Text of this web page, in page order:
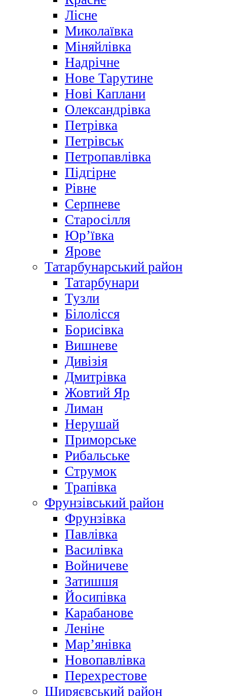
Лісне
Миколаївка
Міняйлівка
Надрічне
Нове Тарутине
Нові Каплани
Олександрівка
Петрівка
Петрівськ
Петропавлівка
Підгірне
Рівне
Серпневе
Старосілля
Юр’ївка
Ярове
Татарбунарський район
Татарбунари
Тузли
Білолісся
Борисівка
Вишневе
Дивізія
Дмитрівка
Жовтий Яр
Лиман
Нерушай
Приморське
Рибальське
Струмок
Трапівка
Фрунзівський район
Фрунзівка
Павлівка
Василівка
Войничеве
Затишшя
Йосипівка
Карабанове
Леніне
Мар’янівка
Новопавлівка
Перехрестове
Ширяєвський район